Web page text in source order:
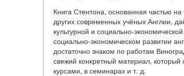
Книга Стентона, основанная частью
других современных учёных Англии,
культурной и социально-
социально-экономическом развитии
достаточно знаком по работам
свежий конкретный материал,
курсами, в семинарах и т. д.